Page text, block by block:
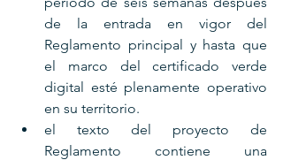
de la entrada en vigor del
Reglamento principal y hasta que
el marco del certificado verde
digital esté plenamente operativo
en su territorio.
el texto del proyecto de
Reglamento contiene una